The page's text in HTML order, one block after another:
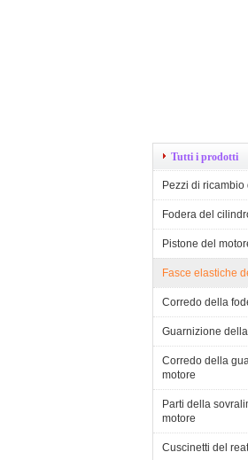
Tutti i prodotti
Pezzi di ricambio
Fodera del
Pistone del
Fasce elastiche
Corredo della
Guarnizione
Corredo della
motore
Parti della
motore
Cuscinetti del